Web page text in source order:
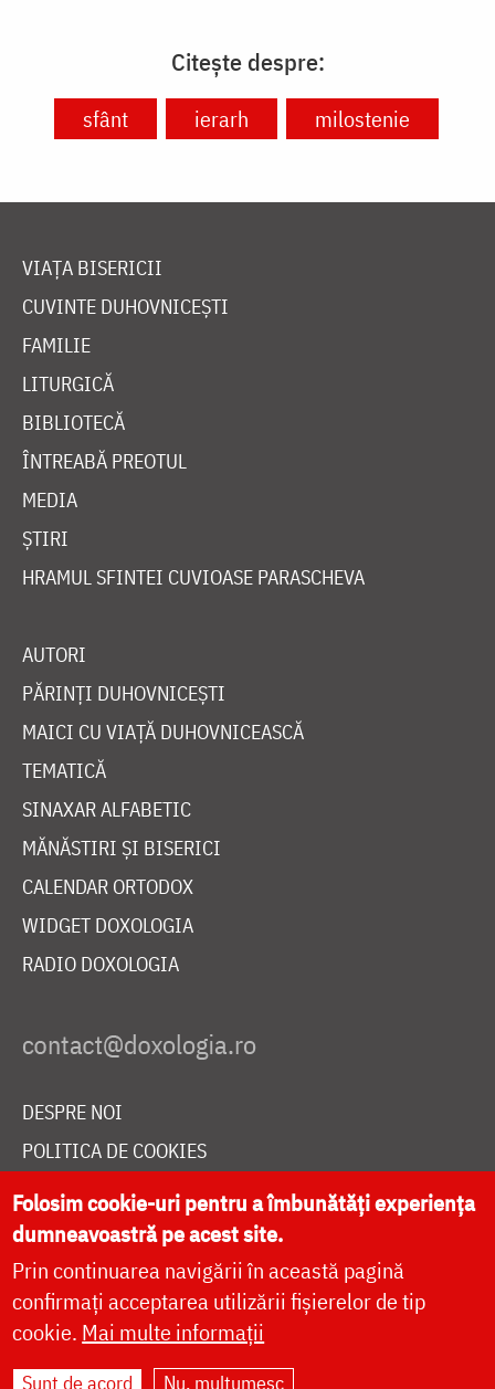
Citește despre:
sfânt ierarh milostenie
VIAȚA BISERICII
CUVINTE DUHOVNICEȘTI
FAMILIE
LITURGICĂ
BIBLIOTECĂ
ÎNTREABĂ PREOTUL
MEDIA
ȘTIRI
HRAMUL SFINTEI CUVIOASE PARASCHEVA
AUTORI
PĂRINȚI DUHOVNICEȘTI
MAICI CU VIAȚĂ DUHOVNICEASCĂ
TEMATICĂ
SINAXAR ALFABETIC
MĂNĂSTIRI ȘI BISERICI
CALENDAR ORTODOX
WIDGET DOXOLOGIA
RADIO DOXOLOGIA
DESPRE NOI
POLITICA DE COOKIES
DONEAZĂ ONLINE PENTRU CATEDRALA NAȚIONALĂ
LIVE
Folosim cookie-uri pentru a îmbunătăți experiența
dumneavoastră pe acest site.
Prin continuarea navigării în această pagină
confirmați acceptarea utilizării fișierelor de tip
cookie. Mai multe informații
Sunt de acord Nu, mulțumesc